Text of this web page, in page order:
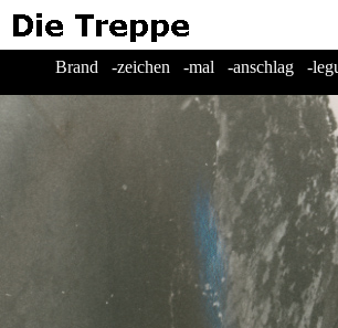
Brand -zeichen -mal -anschlag -